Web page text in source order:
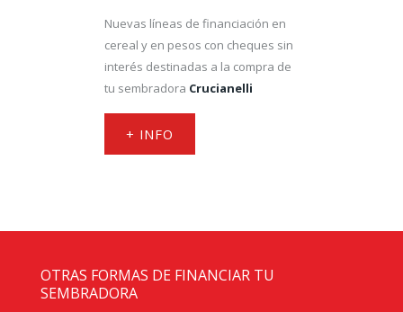
Nuevas líneas de financiación en
cereal y en pesos con cheques sin
interés destinadas a la compra de
tu sembradora Crucianelli
+ INFO
OTRAS FORMAS DE FINANCIAR TU
SEMBRADORA